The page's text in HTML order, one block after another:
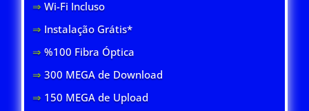
⇒ Wi-Fi Incluso
⇒ Instalação Grátis*
⇒ %100 Fibra Óptica
⇒ 300 MEGA de Download
⇒ 150 MEGA de Upload